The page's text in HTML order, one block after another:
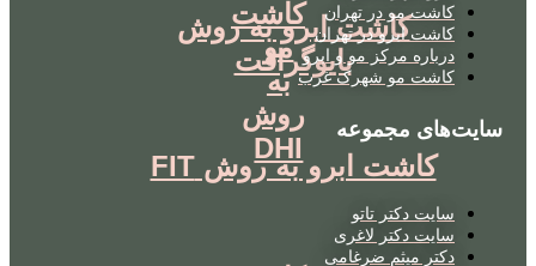
کاشت ابرو به روش
بایوگرافت
کاشت ابرو به روش FIT
کاشت
مو
به
روش
DHI
کاشت مو در تهران
کاشت ابرو در تهران
درباره مرکز مو و ابرو
کاشت مو شهرک غرب
سایت‌های مجموعه
سایت دکتر تاتو
سایت دکتر لاغری
دکتر میثم ضرغامی